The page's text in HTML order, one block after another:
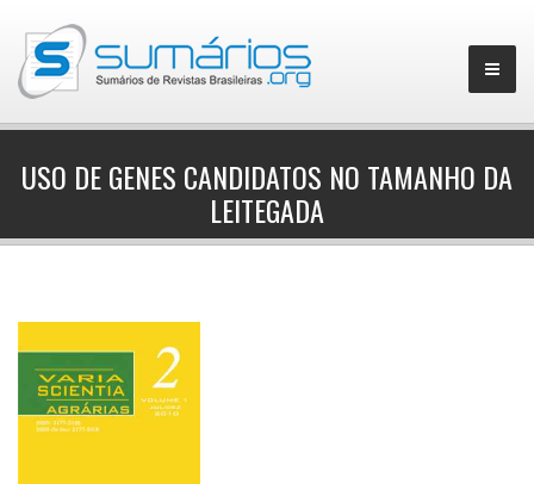
USO DE GENES CANDIDATOS NO TAMANHO DA
LEITEGADA